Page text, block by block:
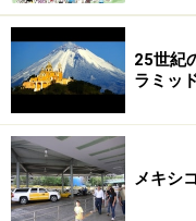
＜DATA＞
■ECOBICI（エコビシ
営業時間（下記3オフ
、土曜10:00～14:00
TEL：5005-2424（
25世紀
ラミッ
メキシ